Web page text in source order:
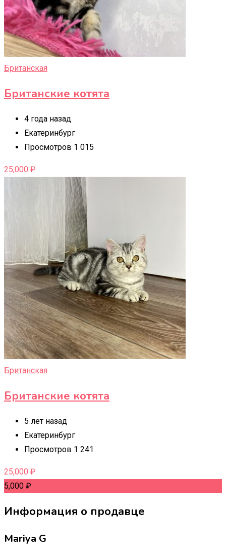
Британская
Британские котята
4 года назад
Екатеринбург
Просмотров 1 015
25,000 ₽
Британская
Британские котята
5 лет назад
Екатеринбург
Просмотров 1 241
25,000 ₽
5,000 ₽
Информация о продавце
Mariya G